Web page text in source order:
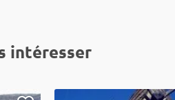
intéresser